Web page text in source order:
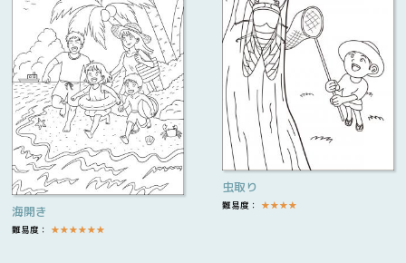
海開き
難易度： ★★★★★★
虫取り
難易度： ★★★★